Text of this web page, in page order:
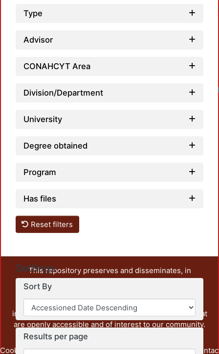
Type
Advisor
CONAHCYT Area
Division/Department
University
Degree obtained
Program
Has files
Reset filters
Settings
Sort By
Results per page
This repository preserves and disseminates, in
unrestricted open access, the teaching and research
output of UAM Azcapotzalco. It also includes some
administrative and graphic documents from the
institution, as well as content from other institutions that
are openly accessible and of interest to our community.
Cookie Privacy End User Send